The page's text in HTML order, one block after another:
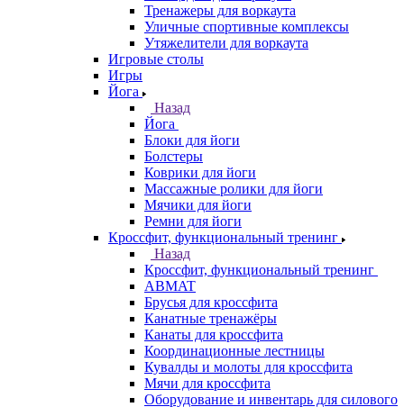
Тренажеры для воркаута
Уличные спортивные комплексы
Утяжелители для воркаута
Игровые столы
Игры
Йога
Назад
Йога
Блоки для йоги
Болстеры
Коврики для йоги
Массажные ролики для йоги
Мячики для йоги
Ремни для йоги
Кроссфит, функциональный тренинг
Назад
Кроссфит, функциональный тренинг
ABMAT
Брусья для кроссфита
Канатные тренажёры
Канаты для кроссфита
Координационные лестницы
Кувалды и молоты для кроссфита
Мячи для кроссфита
Оборудование и инвентарь для силового